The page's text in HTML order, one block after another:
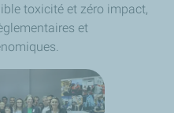
toxicité et zéro impact,
et